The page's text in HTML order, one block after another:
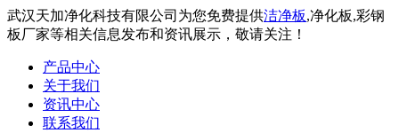
武汉天加净化科技有限公司为您免费提供洁净板,净化板,彩钢
板厂家等相关信息发布和资讯展示，敬请关注！
产品中心
关于我们
资讯中心
联系我们